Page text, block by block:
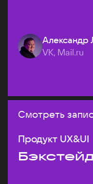
Александр
VK, Mail.ru
Смотреть
Продукт UX&UI